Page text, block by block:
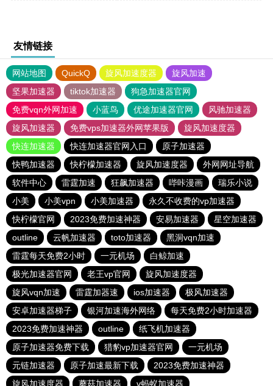
友情链接
网站地图 QuickQ 旋风加速度器
旋风加速
坚果加速器
tiktok加速器
狗急加速器官网
免费vqn外网加速
小蓝鸟 优途加速器官网
风驰加速器
旋风加速器
免费vps加速器外网苹果版
旋风加速度器
快连加速器
快连加速器官网入口
原子加速器
快鸭加速器
快柠檬加速器 旋风加速度器
外网网址导航
软件中心
雷霆加速 狂飙加速器 哔咔漫画
瑞乐小说
小美
小美vpn 小美加速器
永久不收费的vp加速器
快柠檬官网
2023免费加速神器 安易加速器
星空加速器
outline
云帆加速器 toto加速器
黑洞vqn加速
雷霆每天免费2小时
一元机场
白鲸加速
极光加速器官网
老王vp官网
旋风加速度器
旋风vqn加速
雷霆加器速 ios加速器
极风加速器
安卓加速器梯子
银河加速海外网络
每天免费2小时加速器
2023免费加速神器
outline
纸飞机加速器
原子加速器免费下载
猎豹vp加速器官网
一元机场
元链加速器
原子加速最新下载
2023免费加速神器
旋风加速度器
蘑菇加速器 v蚂蚁加速器